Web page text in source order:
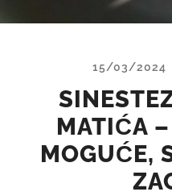
15/03/2024
MATIĆA
MOGUĆE,